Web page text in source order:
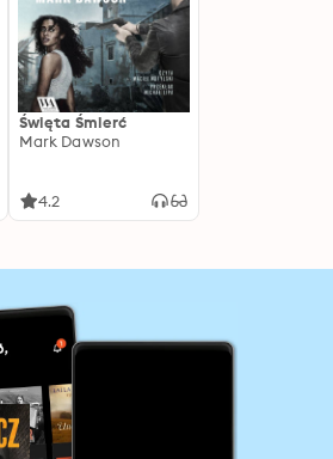
Święta Śmierć
Mark Dawson
4.2